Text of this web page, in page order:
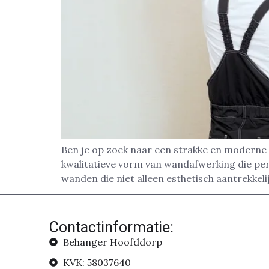
Ben je op zoek naar een strakke en
kwalitatieve vorm van wandafwerking die
wanden die niet alleen esthetisch
Contactinformatie:
Behanger Hoofddorp
KVK: 58037640